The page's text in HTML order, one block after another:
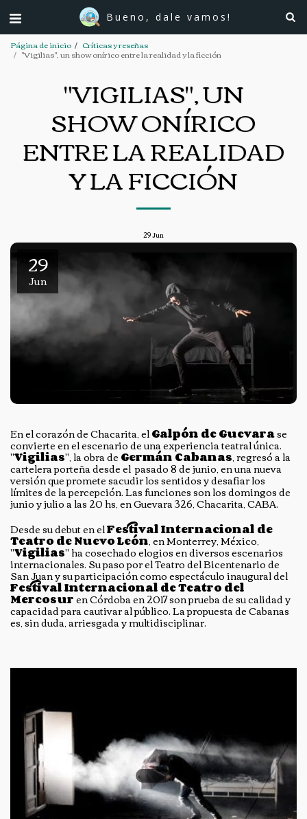
Bueno, dale vamos!
Página de inicio Críticas y reseñas
"Vigilias", un show onírico entre la realidad y la ficción
"VIGILIAS", UN
SHOW ONÍRICO
ENTRE LA REALIDAD
Y LA FICCIÓN
29Jun
29
Jun
En el corazón de Chacarita, elGalpón de Guevarase
convierte en el escenario de una experiencia teatral única.
"Vigilias", la obra deGermán Cabanas, regresó a la
cartelera porteña desde el pasado 8 de junio, en una nueva
versión que promete sacudir los sentidos y desafiar los
límites de la percepción. Las funciones son los domingos de
junio y julio a las 20 hs, en Guevara 326, Chacarita, CABA.
Desde su debut en elFestival Internacional de
Teatro de Nuevo León, en Monterrey, México,
"Vigilias" ha cosechado elogios en diversos escenarios
internacionales. Su paso por el Teatro del Bicentenario de
San Juan y su participación como espectáculo inaugural del
Festival Internacional de Teatro del
Mercosuren Córdoba en 2017 son prueba de su calidad y
capacidad para cautivar al público. La propuesta de Cabanas
es, sin duda, arriesgada y multidisciplinar.